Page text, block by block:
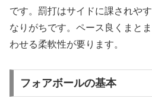
です。罰打はサイドに課されや
なりがちです。ペース良くまと
わせる柔軟性が要ります。
フォアボールの基本